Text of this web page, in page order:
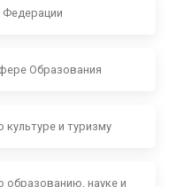
Федерации
Образования
и туризму
образованию, науке и